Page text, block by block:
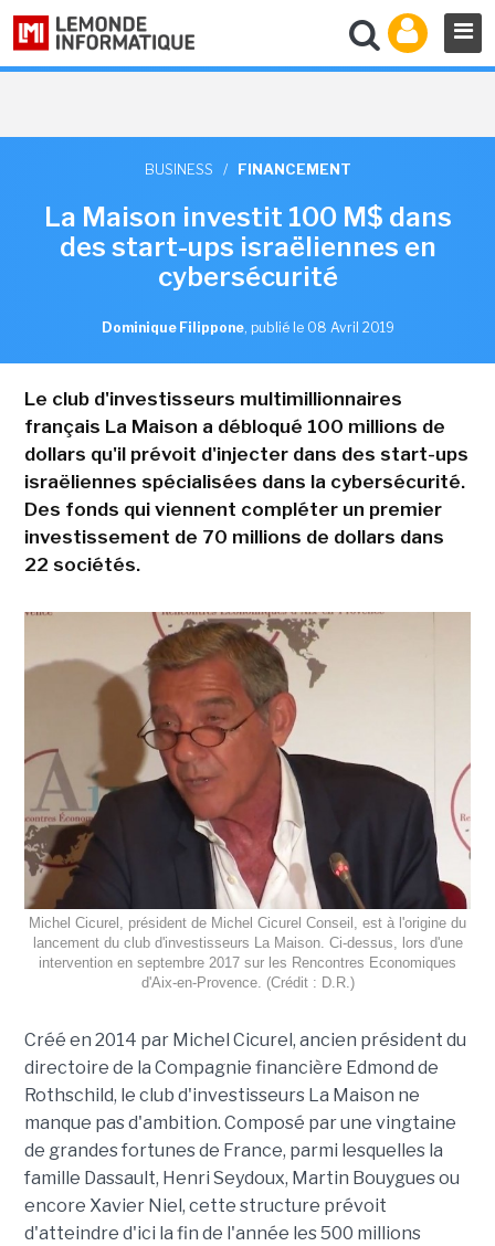
BUSINESS / FINANCEMENT
La Maison investit 100 M$ dans
des start-ups israëliennes en
cybersécurité
Dominique Filippone, publié le 08 Avril 2019
Le club d'investisseurs multimillionnaires
français La Maison a débloqué 100 millions de
dollars qu'il prévoit d'injecter dans des start-ups
israëliennes spécialisées dans la cybersécurité.
Des fonds qui viennent compléter un premier
investissement de 70 millions de dollars dans
22 sociétés.
Michel Cicurel, président de Michel Cicurel Conseil, est à l'origine du
lancement du club d'investisseurs La Maison. Ci-dessus, lors d'une
intervention en septembre 2017 sur les Rencontres Economiques
d'Aix-en-Provence. (Crédit : D.R.)
Créé en 2014 par Michel Cicurel, ancien président du
directoire de la Compagnie financière Edmond de
Rothschild, le club d'investisseurs La Maison ne
manque pas d'ambition. Composé par une vingtaine
de grandes fortunes de France, parmi lesquelles la
famille Dassault, Henri Seydoux, Martin Bouygues ou
encore Xavier Niel, cette structure prévoit
d'atteindre d'ici la fin de l'année les 500 millions